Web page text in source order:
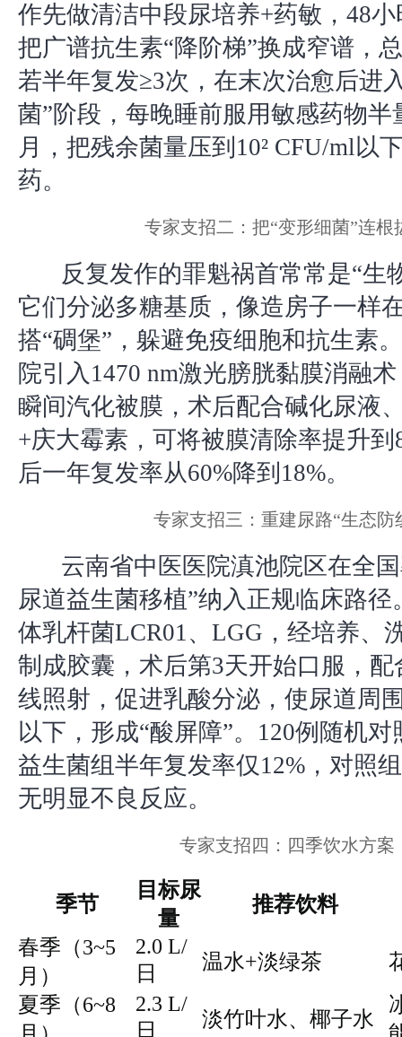
作先做清洁中段尿培养+药敏，48
把广谱抗生素“降阶梯”换成窄谱，
若半年复发≥3次，在末次治愈后进
菌”阶段，每晚睡前服用敏感药物半
月，把残余菌量压到10² CFU/ml以
药。
专家支招二：把“变形细菌”连根
反复发作的罪魁祸首常常是“
它们分泌多糖基质，像造房子一样
搭“碉堡”，躲避免疫细胞和抗生素
院引入1470 nm激光膀胱黏膜消融
瞬间汽化被膜，术后配合碱化尿液
+庆大霉素，可将被膜清除率提升到
后一年复发率从60%降到18%。
专家支招三：重建尿路“生态防
云南省中医医院滇池院区在全
尿道益生菌移植”纳入正规临床路径
体乳杆菌LCR01、LGG，经培养、
制成胶囊，术后第3天开始口服，
线照射，促进乳酸分泌，使尿道周
以下，形成“酸屏障”。120例随机
益生菌组半年复发率仅12%，对照
无明显不良反应。
专家支招四：四季饮水方案
季节
目标尿
量
推荐饮料
春季（3~5
月）
2.0 L/
日
温水+淡绿茶
夏季（6~8
2.3 L/
日
淡竹叶水、椰子水